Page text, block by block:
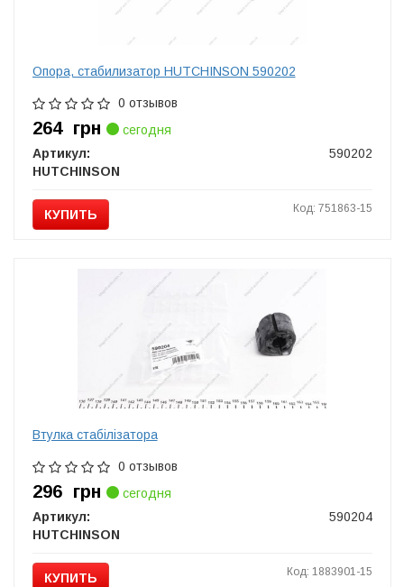
Опора, стабилизатор HUTCHINSON 590202
0 отзывов
264 грн
сегодня
Артикул:
590202
HUTCHINSON
КУПИТЬ Код: 751863-15
Втулка стабілізатора
0 отзывов
296 грн
сегодня
Артикул:
590204
HUTCHINSON
КУПИТЬ Код: 1883901-15